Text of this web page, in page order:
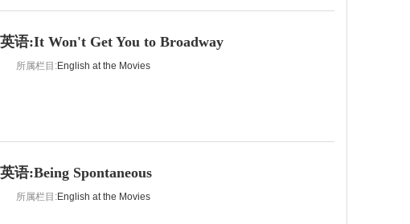
语:It Won't Get You to Broadway
所属栏目:English at the Movies
语:Being Spontaneous
所属栏目:English at the Movies